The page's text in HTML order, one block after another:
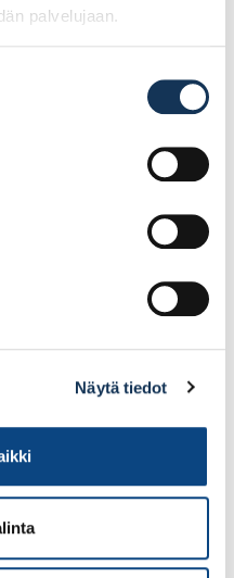
palvelujaan.
Näytä tiedot
Turvajalkine Giasco
Stelvio S3, koko 43
Lisää tilauskoriin